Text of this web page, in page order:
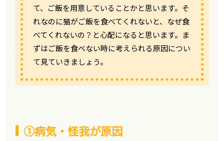
て、ご飯を用意していることかと思います。そ
れなのに猫がご飯を食べてくれないと、なぜ食
べてくれないの？と心配になると思います。ま
ずはご飯を食べない時に考えられる原因につい
て見ていきましょう。
①病気・怪我が原因